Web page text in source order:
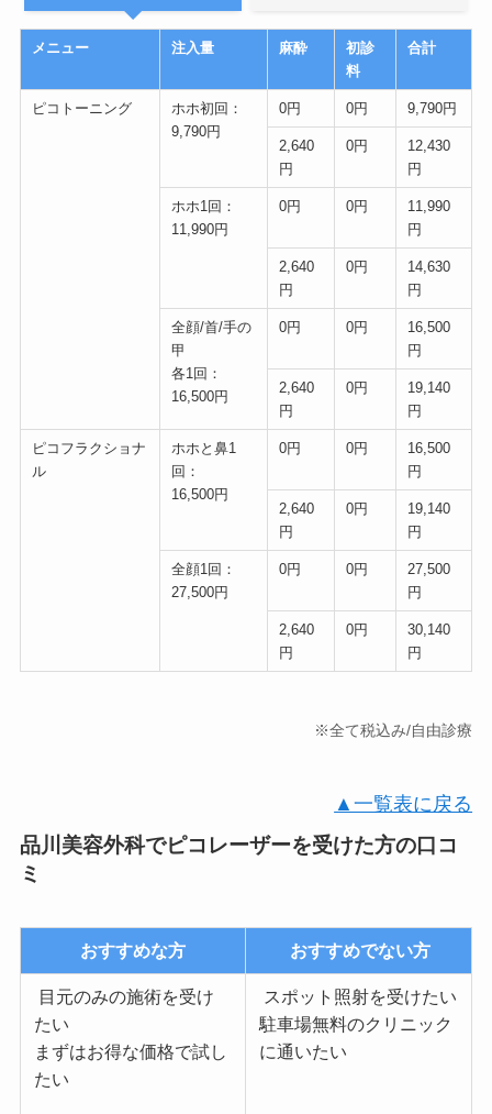
メニュー 注入量 麻酔
初診
料
合計
ピコトーニング
ホホ初回：
9,790円
0円 0円 9,790円
2,640
円
0円
12,430
円
ホホ1回：
11,990円
0円 0円
11,990
円
2,640
円
0円
14,630
円
全顔/首/手の
甲
各1回：
16,500円
0円 0円
16,500
円
2,640
円
0円
19,140
円
ピコフラクショナ
ル
ホホと鼻1
回：
16,500円
0円 0円
16,500
円
2,640
円
0円
19,140
円
全顔1回：
27,500円
0円 0円
27,500
円
2,640
円
0円
30,140
円
※全て税込み/自由診療
▲一覧表に戻る
品川美容外科でピコレーザーを受けた方の口コ
ミ
おすすめな方 おすすめでない方
目元のみの施術を受け
たい
まずはお得な価格で試し
たい
スポット照射を受けたい
駐車場無料のクリニック
に通いたい